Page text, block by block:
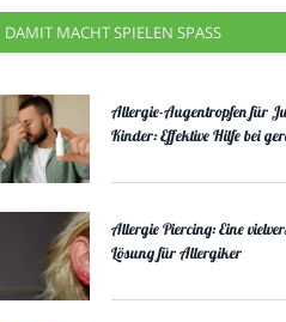
DAMIT MACHT SPIELEN SPASS
Allergie-Augentropfen für
Kinder: Effektive Hilfe bei
Allergie Piercing: Eine
Lösung für Allergiker